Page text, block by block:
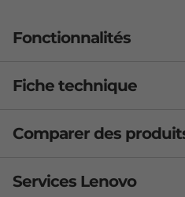
n
Fonctionnalités
Fiche technique
Performance
Processeur
Comparer des
3 Produits similaires
Services Lenovo